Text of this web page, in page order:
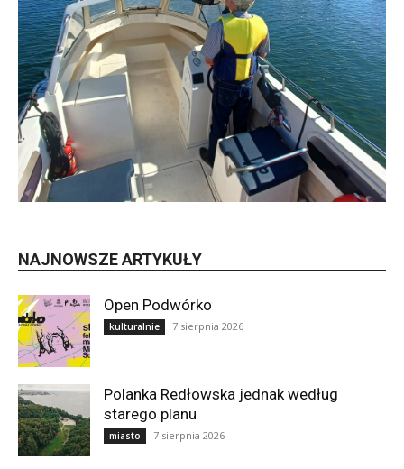
NAJNOWSZE ARTYKUŁY
Open Podwórko
kulturalnie 7 sierpnia 2026
Polanka Redłowska jednak według
starego planu
miasto 7 sierpnia 2026